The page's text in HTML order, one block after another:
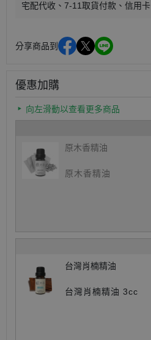
宅配代收
7-11取貨付款 信用卡
分享商品到
優惠加購
向左滑動以查看更多商品
原木香精油
原木香精油
台灣肖楠精油
台灣肖楠精油 3cc